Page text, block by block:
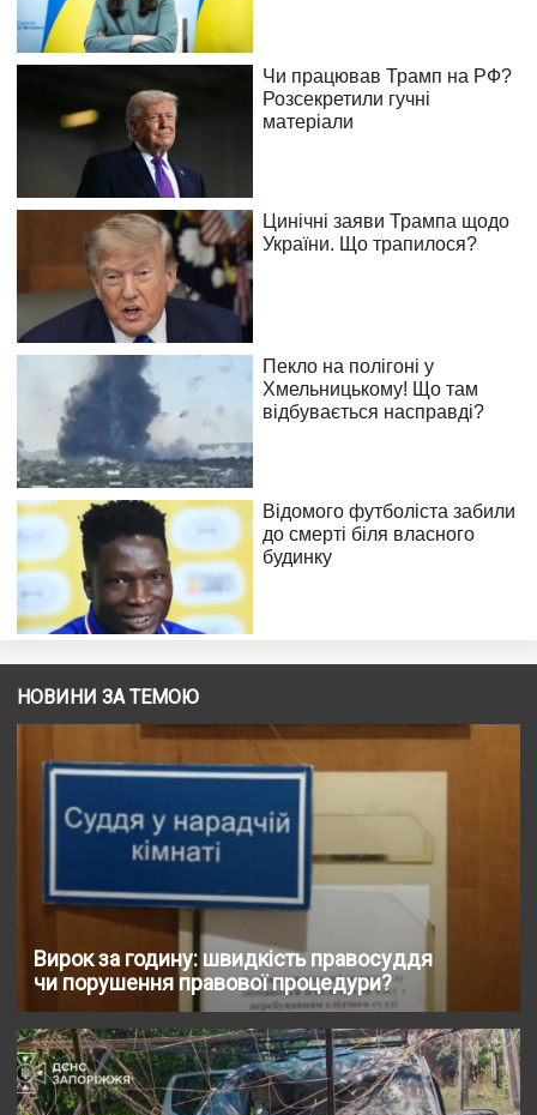
НОВИНИ ЗА ТЕМОЮ
Вирок за годину: швидкість правосуддя
чи порушення правової процедури?